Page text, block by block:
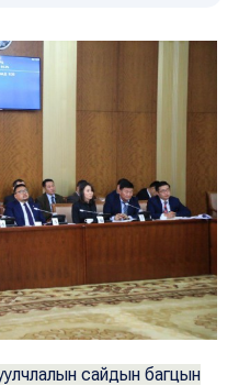
сайдын багцын